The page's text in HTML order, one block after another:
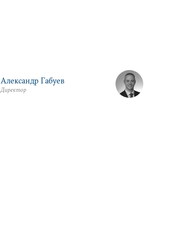
Александр Габуев
Директор